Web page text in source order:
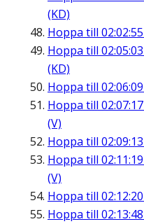
(KD)
Hoppa till 02:02:55
Hoppa till 02:05:03
(KD)
Hoppa till 02:06:09
Hoppa till 02:07:17
(V)
Hoppa till 02:09:13
Hoppa till 02:11:19
(V)
Hoppa till 02:12:20
Hoppa till 02:13:48